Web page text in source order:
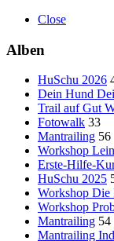
Close
Alben
HuSchu 2026
Dein Hund
Trail auf Gut
Fotowalk 33
Mantrailing 56
Workshop
Erste-Hilfe-
HuSchu 2025
Workshop Die
Workshop
Mantrailing 54
Mantrailing